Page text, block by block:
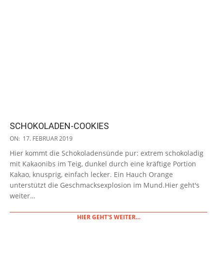
SCHOKOLADEN-COOKIES
2019-
17
ON: 17. FEBRUAR 2019
Hier kommt die Schokoladensünde pur: extrem schokoladig
mit Kakaonibs im Teig, dunkel durch eine kräftige Portion
Kakao, knusprig, einfach lecker. Ein Hauch Orange
unterstützt die Geschmacksexplosion im Mund.Hier geht's
weiter…
HIER GEHT'S WEITER…